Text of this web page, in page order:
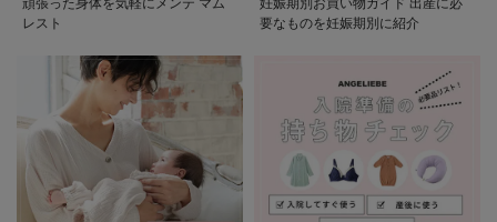
レスト
要なものを妊娠期別に紹介